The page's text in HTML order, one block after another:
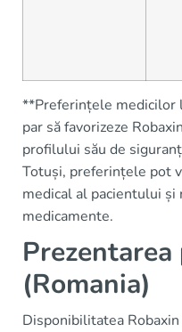
**Preferințele medicilor
par să favorizeze
profilului său de
Totuși, preferințele pot
medical al pacientului
medicamente.
(Romania)
Disponibilitatea